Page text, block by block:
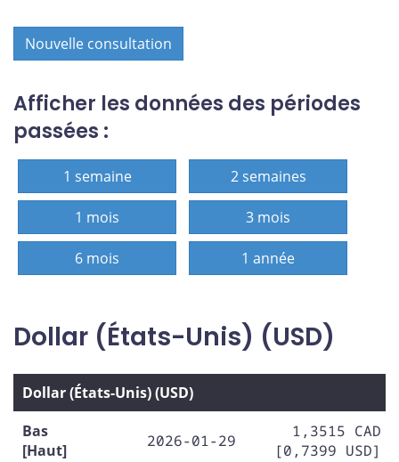
Nouvelle consultation
Afficher les données des périodes
passées :
1 semaine 2 semaines
1 mois 3 mois
6 mois 1 année
Dollar (États-Unis) (USD)
Dollar (États-Unis) (USD)
Bas
[Haut]
2026-01-29
1,3515 CAD
[0,7399 USD]